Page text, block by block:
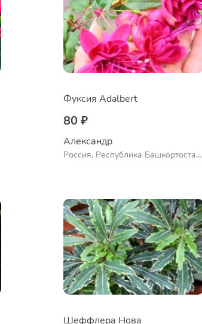
Фуксия Adalbert
80 ₽
Александр
Россия, Республика Башкортостан,
Шеффлера Нова